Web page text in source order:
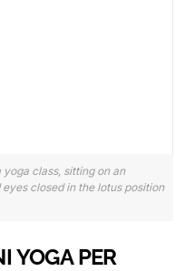
class, sitting on an
closed in the lotus position
YOGA PER